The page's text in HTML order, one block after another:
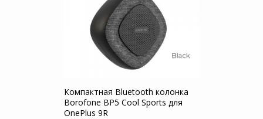
Компактная Bluetooth колонка
Borofone BP5 Cool Sports для
OnePlus 9R